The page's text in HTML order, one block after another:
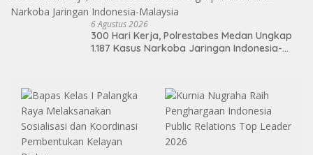
6 Agustus 2026
300 Hari Kerja, Polrestabes Medan Ungkap
1.187 Kasus Narkoba Jaringan Indonesia-